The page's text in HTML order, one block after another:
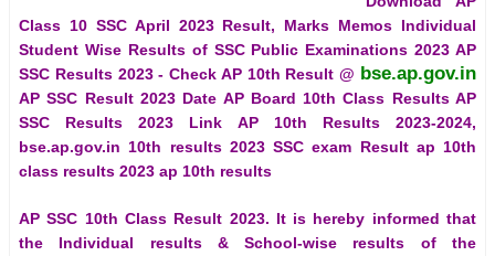
Class 10 SSC April 2023 Result, Marks Memos Individual
Student Wise Results of SSC Public Examinations 2023 AP
SSC Results 2023 - Check AP 10th Result @ bse.ap.gov.in
AP SSC Result 2023 Date AP Board 10th Class Results AP
SSC Results 2023 Link AP 10th Results 2023-2024,
bse.ap.gov.in 10th results 2023 SSC exam Result ap 10th
class results 2023 ap 10th results
AP SSC 10th Class Result 2023. It is hereby informed that
the Individual results & School-wise results of the